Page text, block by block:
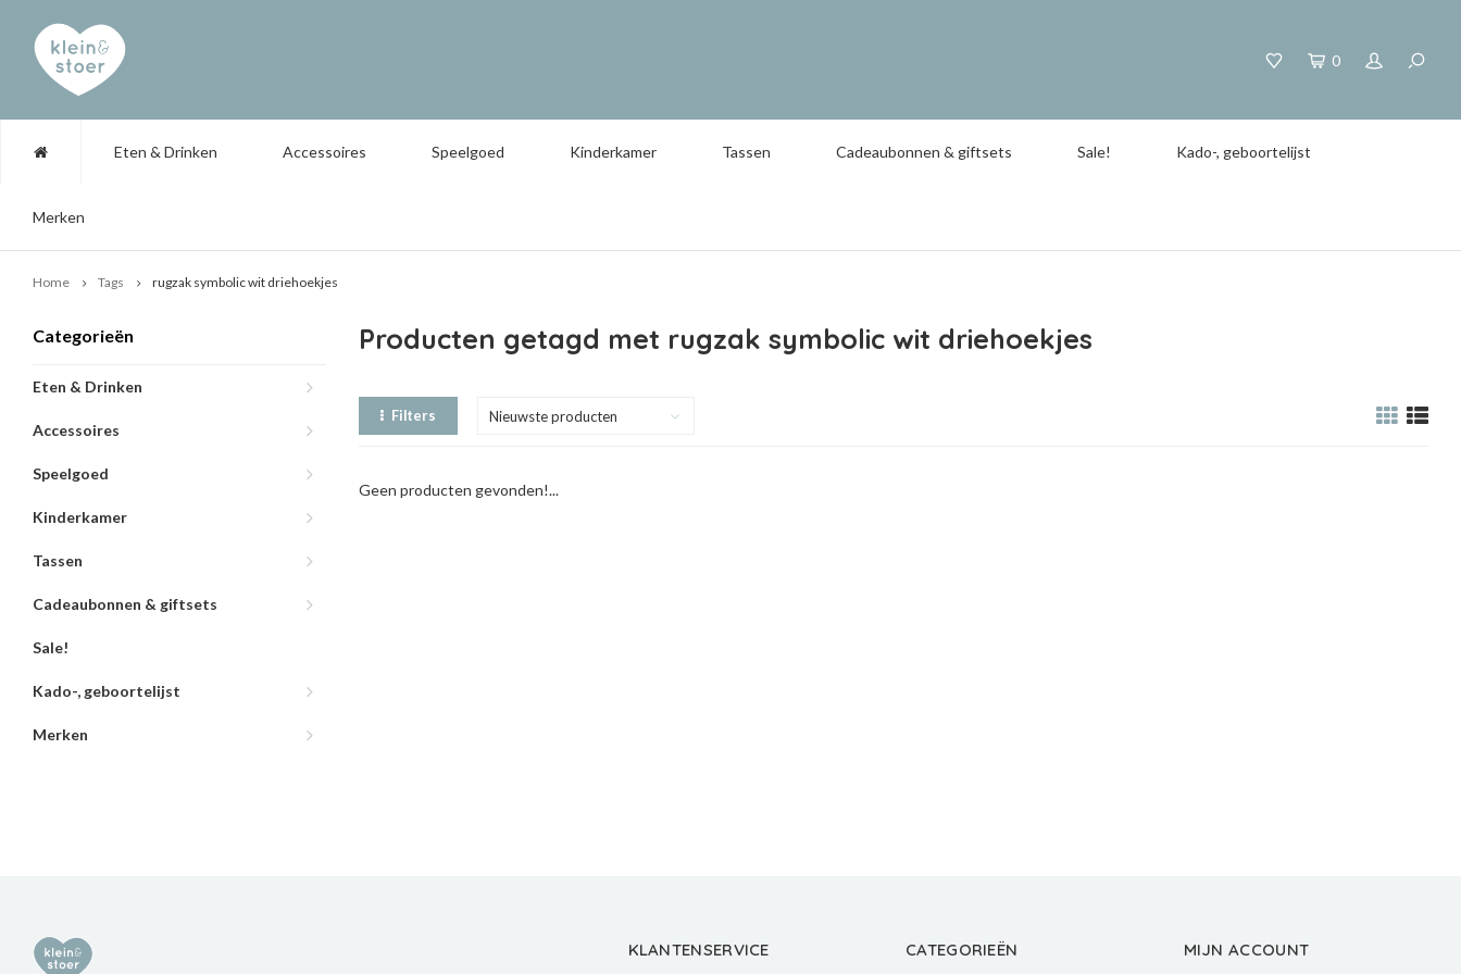
0
Eten & Drinken Accessoires Speelgoed Kinderkamer Tassen Cadeaubonnen & giftsets Sale! Kado-, geboortelijst
Merken
Home Tags rugzak symbolic wit driehoekjes
Categorieën
Eten & Drinken
Accessoires
Speelgoed
Kinderkamer
Tassen
Cadeaubonnen & giftsets
Sale!
Kado-, geboortelijst
Merken
Producten getagd met rugzak symbolic wit driehoekjes
Filters Nieuwste producten
Geen producten gevonden!...
KLANTENSERVICE CATEGORIEËN MIJN ACCOUNT